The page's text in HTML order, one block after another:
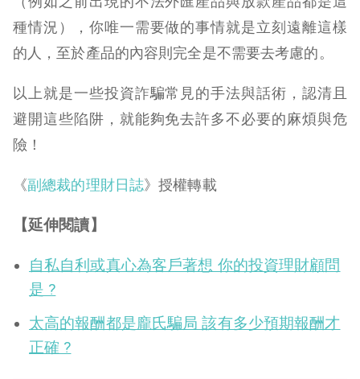
種情況），你唯一需要做的事情就是立刻遠離這樣
的人，至於產品的內容則完全是不需要去考慮的。
以上就是一些投資詐騙常見的手法與話術，認清且
避開這些陷阱，就能夠免去許多不必要的麻煩與危
險！
《副總裁的理財日誌》授權轉載
【延伸閱讀】
自私自利或真心為客戶著想 你的投資理財顧問
是 ?
太高的報酬都是龐氏騙局 該有多少預期報酬才
正確 ?